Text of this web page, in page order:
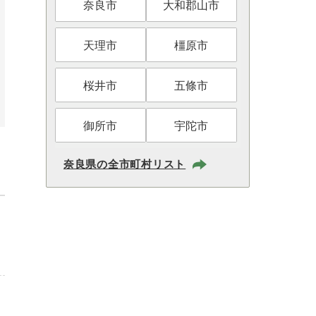
奈良市 大和郡山市
天理市 橿原市
桜井市 五條市
御所市 宇陀市
奈良県の全市町村リスト